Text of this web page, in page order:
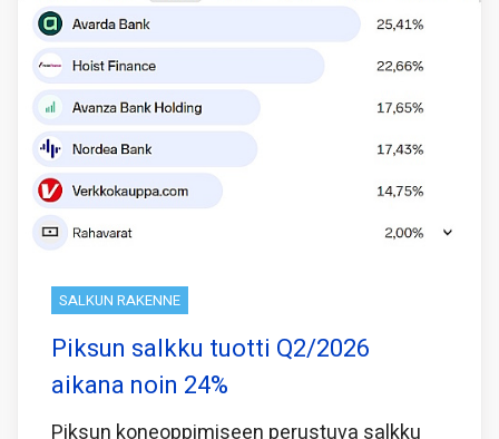
SALKUN RAKENNE
Piksun salkku tuotti Q2/2026
aikana noin 24%